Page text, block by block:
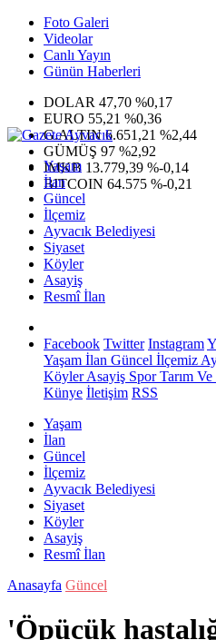
Foto Galeri
Videolar
Canlı Yayın
Günün Haberleri
DOLAR 47,70 %0,17
EURO 55,21 %0,36
G.ALTIN6.651,21 %2,44
GÜMÜŞ 97 %2,92
IMKB 13.779,39 %-0,14
BITCOIN 64.575 %-0,21
Yaşam
İlan
Güncel
İlçemiz
Ayvacık Belediyesi
Siyaset
Köyler
Asayiş
Resmî İlan
Facebook Twitter Instagram
Yaşam İlan Güncel İlçemiz
KöylerAsayiş SporTarım
Künye İletişim RSS
Yaşam
İlan
Güncel
İlçemiz
Ayvacık Belediyesi
Siyaset
Köyler
Asayiş
Resmî İlan
Anasayfa Güncel
'Öpücük